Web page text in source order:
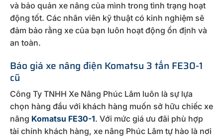
và bảo quản xe nâng của mình trong tình trạng hoạt
động tốt. Các nhân viên kỹ thuật có kinh nghiệm sẽ
đảm bảo rằng xe của bạn luôn hoạt động ổn định và
an toàn.
Báo giá xe nâng điện Komatsu 3 tấn FE30-1
cũ
Công Ty TNHH Xe Nâng Phúc Lâm luôn là sự lựa
chọn hàng đầu với khách hàng muốn sở hữu chiếc xe
nâng Komatsu FE30-1. Với mức giá ưu đãi phù hợp
tài chính khách hàng, xe nâng Phúc Lâm tự hào là nơi